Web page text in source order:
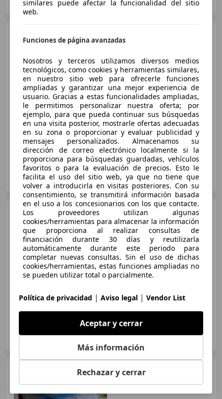
ES-15010 A CORUÑA
quattro Tiptronic 441kW
€ 86.000
Buenprecio
06/2021 68.400 km
Electro/Gasolina
441 kW (600 CV)
Particular
ES-29660 Marbella
Audi RS6
Avant Performance
463kW
€ 151.900 1
Sin comparación
ES-08008 BARCELONA
Audi RS6
quattro 25 years Tiptronic 25
years
similares puede afectar la funcionalidad del sitio
web.
Funciones de página avanzadas
Nosotros y terceros utilizamos diversos medios
tecnológicos, como cookies y herramientas similares,
en nuestro sitio web para ofrecerle funciones
ampliadas y garantizar una mejor experiencia de
usuario. Gracias a estas funcionalidades ampliadas,
le permitimos personalizar nuestra oferta; por
ejemplo, para que pueda continuar sus búsquedas
en una visita posterior, mostrarle ofertas adecuadas
en su zona o proporcionar y evaluar publicidad y
mensajes personalizados. Almacenamos su
dirección de correo electrónico localmente si la
proporciona para búsquedas guardadas, vehículos
favoritos o para la evaluación de precios. Esto le
facilita el uso del sitio web, ya que no tiene que
volver a introducirla en visitas posteriores. Con su
consentimiento, se transmitirá información basada
en el uso a los concesionarios con los que contacte.
Los proveedores utilizan algunas
cookies/herramientas para almacenar la información
que proporciona al realizar consultas de
financiación durante 30 días y reutilizarla
automáticamente durante este periodo para
completar nuevas consultas. Sin el uso de dichas
cookies/herramientas, estas funciones ampliadas no
se pueden utilizar total o parcialmente.
Política de privacidad | Aviso legal | Vendor List
Aceptar y cerrar
Más información
Rechazar y cerrar